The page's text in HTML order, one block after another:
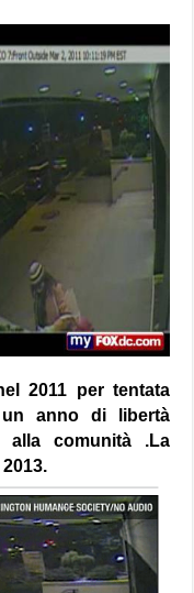
2011 per tentata
anno di libertà
comunità .La